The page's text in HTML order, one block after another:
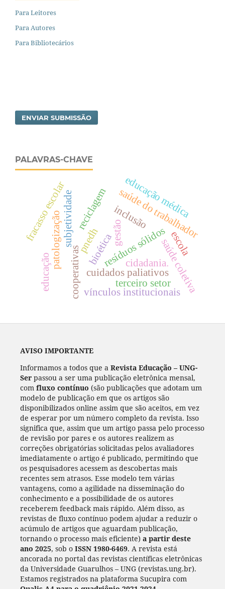
Para Leitores
Para Autores
Para Bibliotecários
ENVIAR SUBMISSÃO
PALAVRAS-CHAVE
resíduos sólidos
reciclagem
cooperativas
saúde do trabalhador
saúde coletiva
bioética
educação médica
cuidados paliativos
vínculos institucionais
subjetividade
terceiro setor
gestão
patologização
fracasso escolar
educação
inclusão
pnedh escola
cidadania.
AVISO IMPORTANTE
Informamos a todos que a Revista Educação – UNG-
Serpassou a ser uma publicação eletrônica mensal,
com fluxo contínuo (são publicações que adotam um
modelo de publicação em que os artigos são
disponibilizados online assim que são aceitos, em vez
de esperar por um número completo da revista. Isso
significa que, assim que um artigo passa pelo processo
de revisão por pares e os autores realizem as
correções obrigatórias solicitadas pelos avaliadores
imediatamente o artigo é publicado, permitindo que
os pesquisadores acessem as descobertas mais
recentes sem atrasos. Esse modelo tem várias
vantagens, como a agilidade na disseminação do
conhecimento e a possibilidade de os autores
receberem feedback mais rápido. Além disso, as
revistas de fluxo contínuo podem ajudar a reduzir o
acúmulo de artigos que aguardam publicação,
tornando o processo mais eficiente) a partir deste
ano 2025, sob o ISSN 1980-6469. A revista está
ancorada no portal das revistas científicas eletrônicas
da Universidade Guarulhos – UNG (revistas.ung.br).
Estamos registrados na plataforma Sucupira com